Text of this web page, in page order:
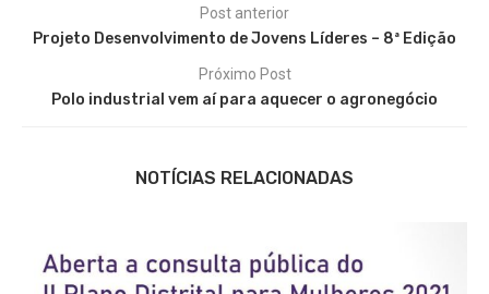
Post anterior
Projeto Desenvolvimento de Jovens Líderes – 8ª Edição
Próximo Post
Polo industrial vem aí para aquecer o agronegócio
NOTÍCIAS RELACIONADAS